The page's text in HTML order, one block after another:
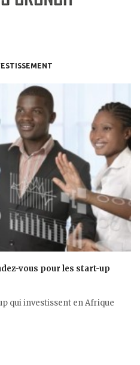
vous pour les start-up
qui investissent en Afrique